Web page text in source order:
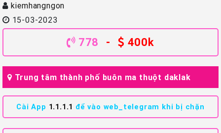
kiemhangngon
15-03-2023
778 - 400k
Trung tâm thành phố buôn ma thuột daklak
Cài App 1.1.1.1 để vào web_telegram khi bị chặn